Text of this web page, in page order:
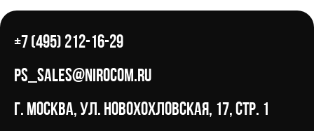
+7 (495) 212-16-29
ps_sales@nirocom.ru
г. Москва, ул. Новохохловская, 17, стр. 1